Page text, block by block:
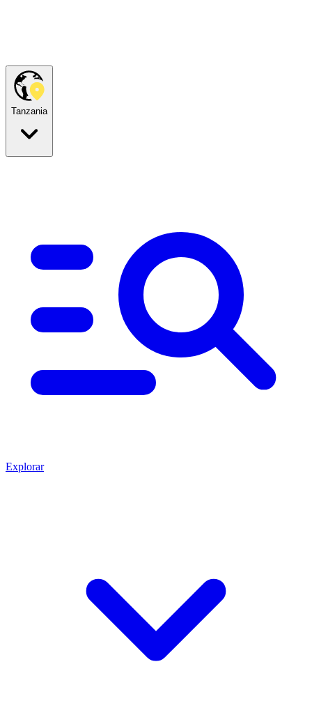
Tanzania
Explorar